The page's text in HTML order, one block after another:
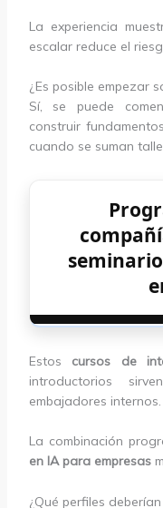
La experiencia
escalar reduce el
¿Es posible empezar
Sí, se puede
construir
cuando se suman
Estos cursos de
introductorios
embajadores internos.
La combinación
en IA para empresas
¿Qué perfiles